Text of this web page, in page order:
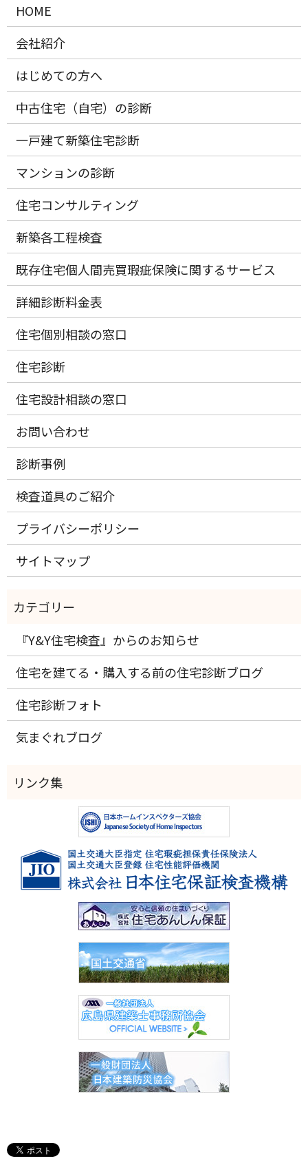
HOME
会社紹介
はじめての方へ
中古住宅（自宅）の診断
一戸建て新築住宅診断
マンションの診断
住宅コンサルティング
新築各工程検査
既存住宅個人間売買瑕疵保険に関するサービス
詳細診断料金表
住宅個別相談の窓口
住宅診断
住宅設計相談の窓口
お問い合わせ
診断事例
検査道具のご紹介
プライバシーポリシー
サイトマップ
『Y&Y住宅検査』からのお知らせ
住宅を建てる・購入する前の住宅診断ブログ
住宅診断フォト
気まぐれブログ